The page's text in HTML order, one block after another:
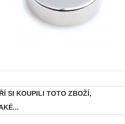
SI KOUPILI TOTO ZBOŽÍ,